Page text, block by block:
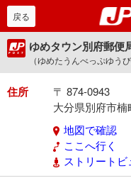
戻る
ゆめタウン別府郵便
（ゆめたうんべっぷゆう
住所
〒 874-0943
大分県別府市楠
地図で確認
ここへ行く
ストリート